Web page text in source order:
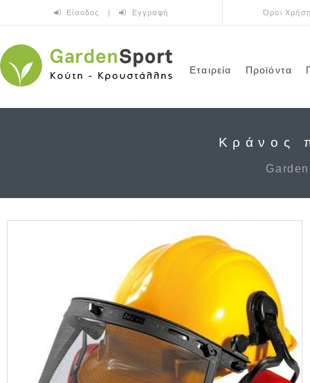
Είσοδος | Εγγραφή Όροι
Εταιρεία Προϊόντα
Κράνος